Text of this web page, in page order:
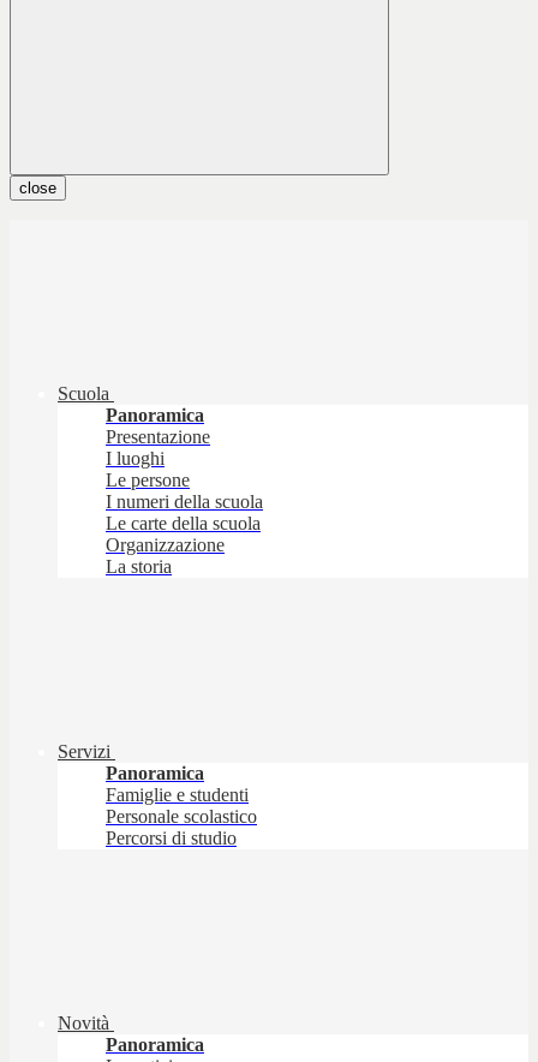
close
Scuola
Panoramica
Presentazione
I luoghi
Le persone
I numeri della scuola
Le carte della scuola
Organizzazione
La storia
Servizi
Panoramica
Famiglie e studenti
Personale scolastico
Percorsi di studio
Novità
Panoramica